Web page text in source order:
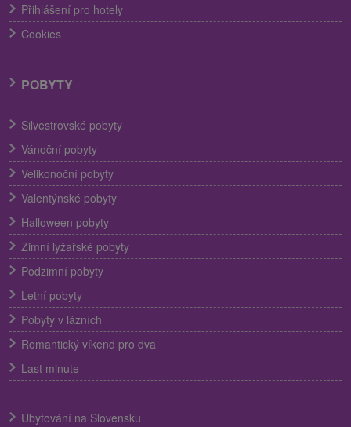
Přihlášení pro hotely
Cookies
POBYTY
Silvestrovské pobyty
Vánoční pobyty
Velikonoční pobyty
Valentýnské pobyty
Halloween pobyty
Zimní lyžařské pobyty
Podzimní pobyty
Letní pobyty
Pobyty v lázních
Romantický víkend pro dva
Last minute
Ubytování na Slovensku